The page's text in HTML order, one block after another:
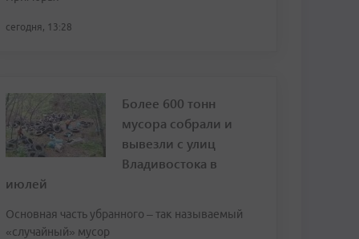
сегодня, 13:28
Более 600 тонн
мусора собрали и
вывезли с улиц
Владивостока в
июлей
Основная часть убранного – так называемый
«случайный» мусор